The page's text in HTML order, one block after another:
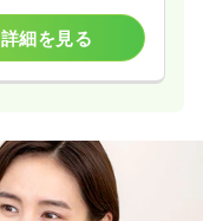
詳細を見る